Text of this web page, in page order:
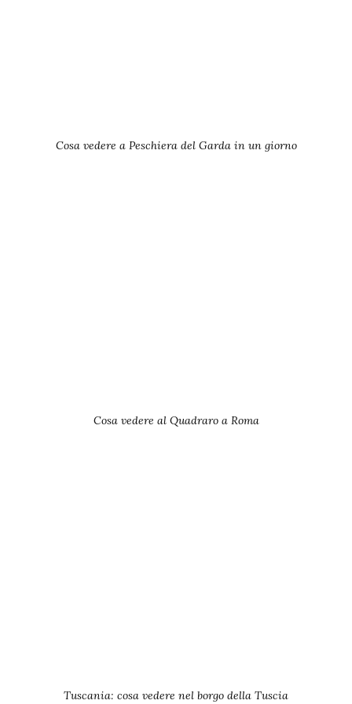
Cosa vedere a Peschiera del Garda in un giorno
Cosa vedere al Quadraro a Roma
Tuscania: cosa vedere nel borgo della Tuscia